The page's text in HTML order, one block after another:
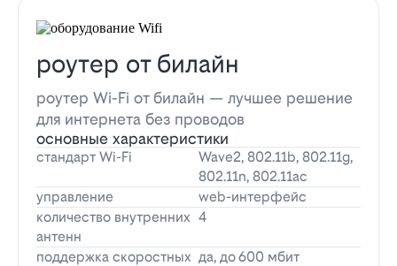
роутер от билайн
роутер Wi-Fi от билайн — лучшее решение
для интернета без проводов
основные характеристики
стандарт Wi-Fi
Wave2, 802.11b, 802.11g,
802.11n, 802.11ac
управление
web-интерфейс
количество внутренних
антенн
4
поддержка скоростных да, до 600 мбит